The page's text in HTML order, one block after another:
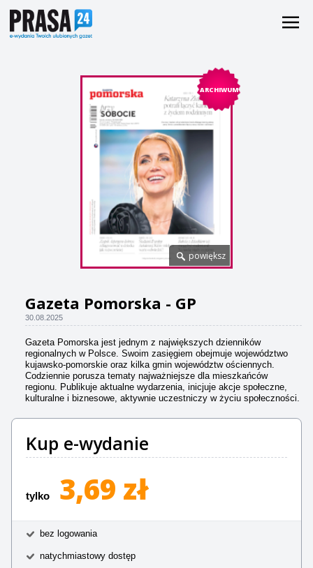
ARCHIWUM
powiększ
Gazeta Pomorska - GP
30.08.2025
Gazeta Pomorska jest jednym z największych dzienników
regionalnych w Polsce. Swoim zasięgiem obejmuje województwo
kujawsko-pomorskie oraz kilka gmin województw ościennych.
Codziennie porusza tematy najważniejsze dla mieszkańców
regionu. Publikuje aktualne wydarzenia, inicjuje akcje społeczne,
kulturalne i biznesowe, aktywnie uczestniczy w życiu społeczności.
Kup e-wydanie
tylko 3,69 zł
bez logowania
natychmiastowy dostęp